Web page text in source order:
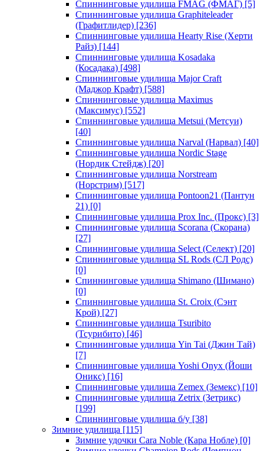
Спиннинговые удилища FMAG (ФМАГ) [5]
Спиннинговые удилища Graphiteleader
(Графитлидер) [236]
Спиннинговые удилища Hearty Rise (Херти
Райз) [144]
Спиннинговые удилища Kosadaka
(Косадака) [498]
Спиннинговые удилища Major Craft
(Маджор Крафт) [588]
Спиннинговые удилища Maximus
(Максимус) [552]
Спиннинговые удилища Metsui (Метсуи)
[40]
Спиннинговые удилища Narval (Нарвал) [40]
Спиннинговые удилища Nordic Stage
(Нордик Стейдж) [20]
Спиннинговые удилища Norstream
(Норстрим) [517]
Спиннинговые удилища Pontoon21 (Пантун
21) [0]
Спиннинговые удилища Prox Inc. (Прокс) [3]
Спиннинговые удилища Scorana (Скорана)
[27]
Спиннинговые удилища Select (Селект) [20]
Спиннинговые удилища SL Rods (СЛ Родс)
[0]
Спиннинговые удилища Shimano (Шимано)
[0]
Спиннинговые удилища St. Croix (Сэнт
Крой) [27]
Спиннинговые удилища Tsuribito
(Тсурибито) [46]
Спиннинговые удилища Yin Tai (Джин Тай)
[7]
Спиннинговые удилища Yoshi Onyx (Йоши
Оникс) [16]
Спиннинговые удилища Zemex (Земекс) [10]
Спиннинговые удилища Zetrix (Зетрикс)
[199]
Спиннинговые удилища б/у [38]
Зимние удилища [115]
Зимние удочки Cara Noble (Кара Нобле) [0]